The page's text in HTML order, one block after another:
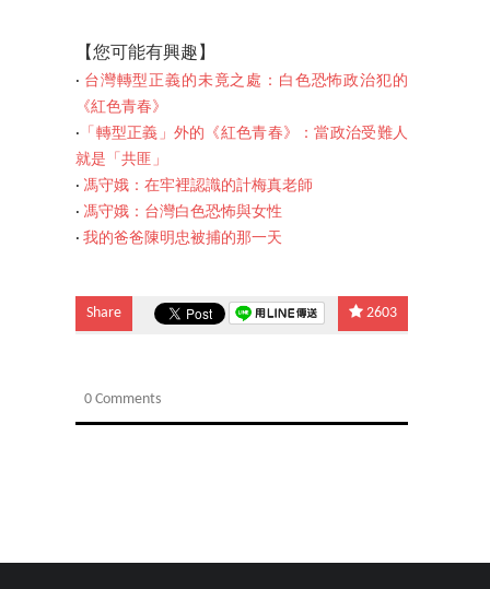
【您可能有興趣】
‧ 台灣轉型正義的未竟之處：白色恐怖政治犯的
《紅色青春》
‧ 「轉型正義」外的《紅色青春》：當政治受難人
就是「共匪」
‧ 馮守娥：在牢裡認識的計梅真老師
‧ 馮守娥：台灣白色恐怖與女性
‧ 我的爸爸陳明忠被捕的那一天
Share 2603
0 Comments